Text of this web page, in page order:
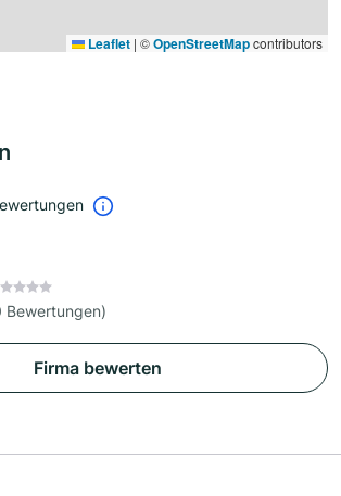
Leaflet | ©OpenStreetMapcontributors
Bewertungen)
Firma bewerten